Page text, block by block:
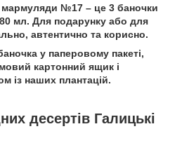
мармуляди №17 – це 3 баночки
мл. Для подарунку або для
автентично та корисно.
у паперовому пакеті,
картонний ящик і
із наших плантацій.
десертів Галицькі